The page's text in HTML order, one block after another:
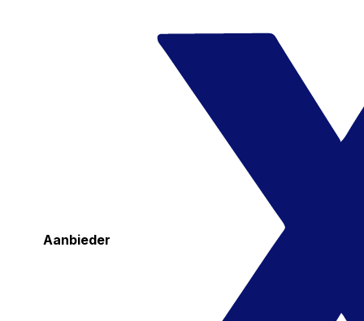
Aanbieder